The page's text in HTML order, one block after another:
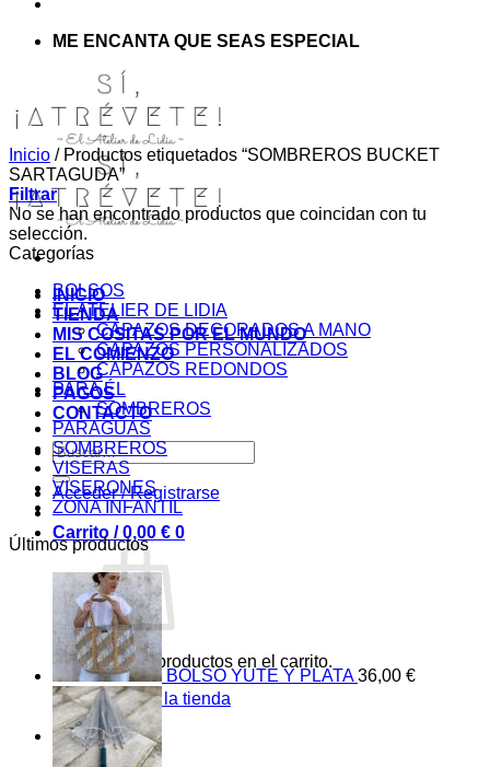
ME ENCANTA QUE SEAS ESPECIAL
INICIO
TIENDA
MIS COSITAS POR EL MUNDO
EL COMIENZO
BLOG
PAGOS
CONTACTO
Buscar
por:
Acceder / Registrarse
Carrito /0,00 € 0
No hay productos en el carrito.
Volver a la tienda
0
Carrito
Inicio /Productos etiquetados “SOMBREROS BUCKET
SARTAGUDA”
Filtrar
No se han encontrado productos que coincidan con tu
selección.
Categorías
BOLSOS
EL ATELIER DE LIDIA
CAPAZOS DECORADOS A MANO
CAPAZOS PERSONALIZADOS
CAPAZOS REDONDOS
PARA ÉL
SOMBREROS
PARAGUAS
SOMBREROS
VISERAS
VISERONES
ZONA INFANTIL
Últimos productos
BOLSO YUTE Y PLATA 36,00 €